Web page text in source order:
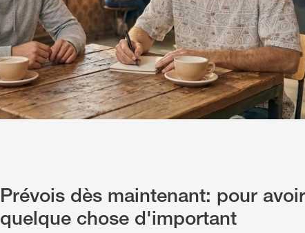
Prévois dès maintenant: pour
quelque chose d'important